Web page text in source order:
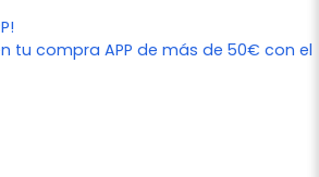
tu compra APP de más de 50€ con el